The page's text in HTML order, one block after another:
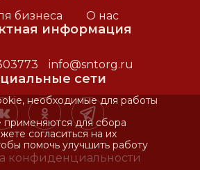
бизнеса О нас
информация
info@sntorg.ru
сети
конфиденциальности
необходимые для работы
для сбора
согласиться на их
помочь улучшить работу